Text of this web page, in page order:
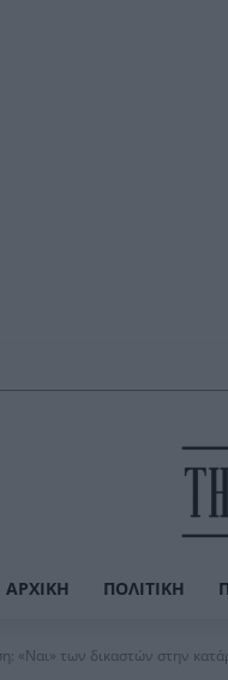
ΑΡΧΙΚΉ ΠΟΛΙΤΙΚΉ
«Ναι» των δικαστών στην